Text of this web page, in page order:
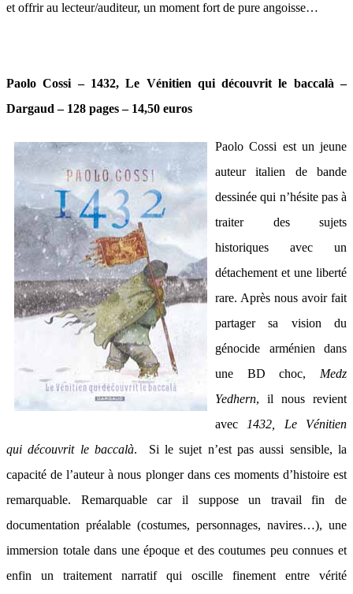
et offrir au lecteur/auditeur, un moment fort de pure angoisse…
Paolo Cossi – 1432, Le Vénitien qui découvrit le baccalà –
Dargaud – 128 pages – 14,50 euros
Paolo Cossi est un jeune
auteur italien de bande
dessinée qui n’hésite pas à
traiter des sujets
historiques avec un
détachement et une liberté
rare. Après nous avoir fait
partager sa vision du
génocide arménien dans
une BD choc, Medz
Yedhern, il nous revient
avec 1432, Le Vénitien
qui découvrit le baccalà. Si le sujet n’est pas aussi sensible, la
capacité de l’auteur à nous plonger dans ces moments d’histoire est
remarquable. Remarquable car il suppose un travail fin de
documentation préalable (costumes, personnages, navires…), une
immersion totale dans une époque et des coutumes peu connues et
enfin un traitement narratif qui oscille finement entre vérité